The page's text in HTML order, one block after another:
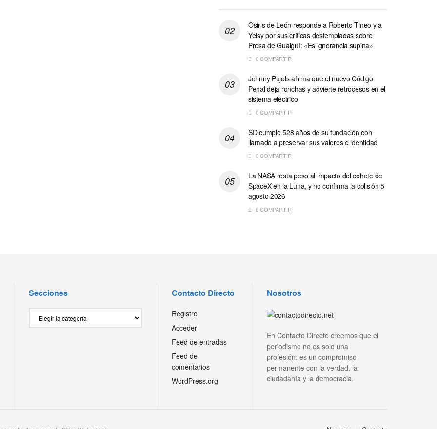
Osiris de León responde a Roberto Tineo y a
Yeisy por sus críticas destempladas sobre
Presa de Guaiguí: «Es ignorancia supina»
0 COMPARTIR
Johnny Pujols afirma que el nuevo Código
Penal deja ronchas y advierte retrocesos en el
sistema eléctrico
0 COMPARTIR
SD cumple 528 años de su fundación con
llamado a preservar sus valores e identidad
0 COMPARTIR
La NASA resta peso al impacto del cohete de
SpaceX en la Luna, y no confirma la colisión 5
agosto 2026
0 COMPARTIR
Secciones Contacto Directo
Registro
Acceder
Feed de entradas
Feed de
comentarios
WordPress.org
Nosotros
En Contacto Directo creemos que el
periodismo no es solo una
profesión: es un compromiso
permanente con la verdad, la
ciudadanía y la democracia.